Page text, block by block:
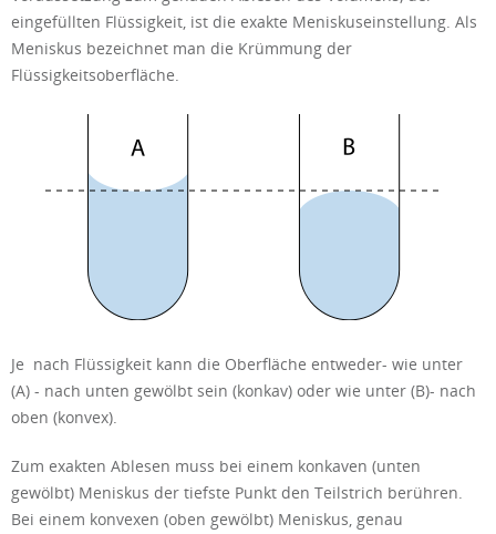
eingefüllten Flüssigkeit, ist die exakte Meniskuseinstellung. Als
Meniskus bezeichnet man die Krümmung der
Flüssigkeitsoberfläche.
Je nach Flüssigkeit kann die Oberfläche entweder- wie unter
(A) - nach unten gewölbt sein (konkav) oder wie unter (B)- nach
oben (konvex).
Zum exakten Ablesen muss bei einem konkaven (unten
gewölbt) Meniskus der tiefste Punkt den Teilstrich berühren.
Bei einem konvexen (oben gewölbt) Meniskus, genau